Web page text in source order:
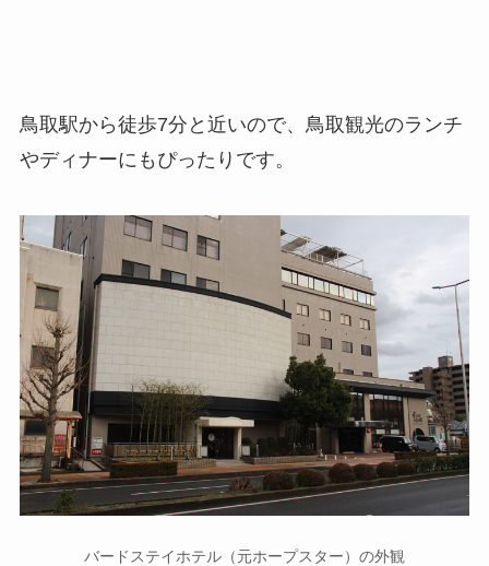
鳥取駅から徒歩7分と近いので、鳥取観光のランチ
やディナーにもぴったりです。
バードステイホテル（元ホープスター）の外観